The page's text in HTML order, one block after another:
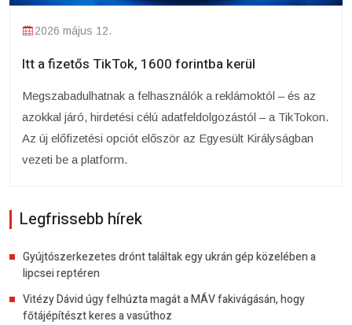
2026 május 12.
Itt a fizetős TikTok, 1600 forintba kerül
Megszabadulhatnak a felhasználók a reklámoktól – és az
azokkal járó, hirdetési célú adatfeldolgozástól – a TikTokon.
Az új előfizetési opciót először az Egyesült Királyságban
vezeti be a platform.
Legfrissebb hírek
Gyújtószerkezetes drónt találtak egy ukrán gép közelében a
lipcsei reptéren
Vitézy Dávid úgy felhúzta magát a MÁV fakivágásán, hogy
főtájépítészt keres a vasúthoz